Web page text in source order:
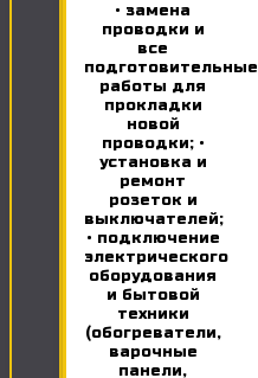
• замена
проводки и
все
подготовительные
работы для
прокладки
новой
проводки; •
установка и
ремонт
розеток и
выключателей;
• подключение
электрического
оборудования
и бытовой
техники
(обогреватели,
варочные
панели,